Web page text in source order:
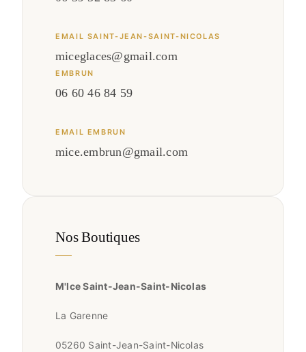
EMAIL SAINT-JEAN-SAINT-NICOLAS
miceglaces@gmail.com
EMBRUN
06 60 46 84 59
EMAIL EMBRUN
mice.embrun@gmail.com
Nos Boutiques
M'Ice Saint-Jean-Saint-Nicolas
La Garenne
05260 Saint-Jean-Saint-Nicolas